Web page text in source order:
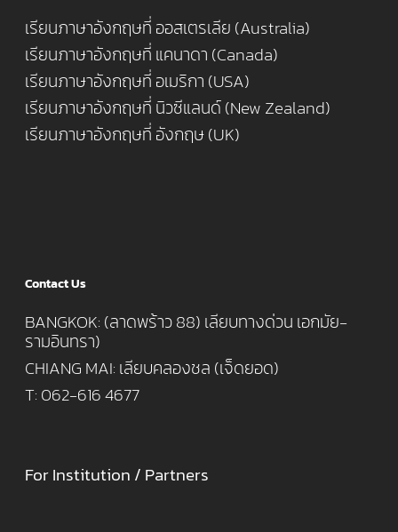
เรียนภาษาอังกฤษที่ ออสเตรเลีย (Australia)
เรียนภาษาอังกฤษที่ แคนาดา (Canada)
เรียนภาษาอังกฤษที่ อเมริกา (USA)
เรียนภาษาอังกฤษที่ นิวซีแลนด์ (New Zealand)
เรียนภาษาอังกฤษที่ อังกฤษ (UK)
Contact Us
BANGKOK: (ลาดพร้าว 88) เลียบทางด่วน เอกมัย-
รามอินทรา)
CHIANG MAI: เลียบคลองชล (เจ็ดยอด)
T: 062-616 4677
For Institution / Partners